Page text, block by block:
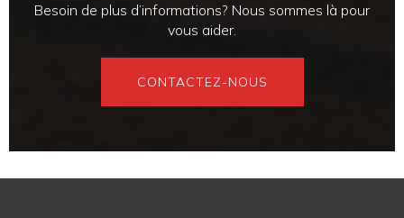
Besoin de plus d’informations? Nous sommes là pour
vous aider.
CONTACTEZ-NOUS